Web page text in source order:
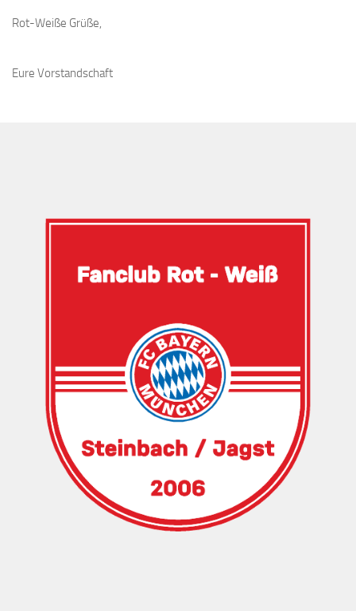
Rot-Weiße Grüße,
Eure Vorstandschaft